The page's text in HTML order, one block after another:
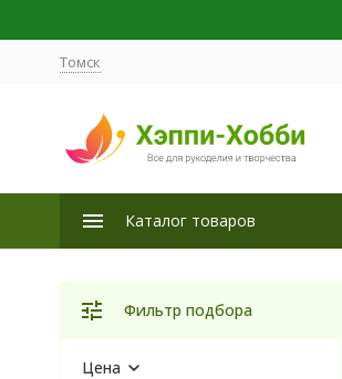
Томск
Каталог товаров
Фильтр подбора
Цена